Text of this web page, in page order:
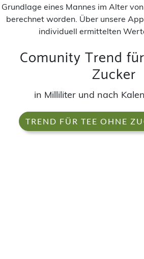
Grundlage eines Mannes im Alter
berechnet worden. Über unsere
individuell ermittelten
Comunity Trend
Zucker
in Milliliter und nach
TREND FÜR TEE OHNE